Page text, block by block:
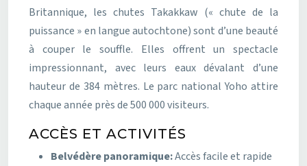
Britannique, les chutes Takakkaw (« chute de la
puissance » en langue autochtone) sont d’une beauté
à couper le souffle. Elles offrent un spectacle
impressionnant, avec leurs eaux dévalant d’une
hauteur de 384 mètres. Le parc national Yoho attire
chaque année près de 500 000 visiteurs.
ACCÈS ET ACTIVITÉS
Belvédère panoramique:Accès facile et rapide